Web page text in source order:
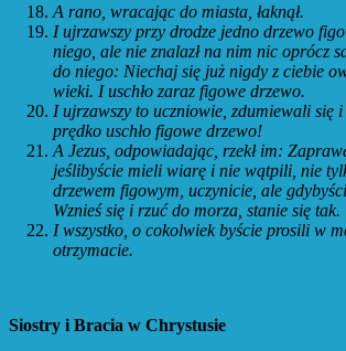
A rano, wracając do miasta, łaknął.
I ujrzawszy przy drodze jedno drzewo
niego, ale nie znalazł na nim nic oprócz
do niego: Niechaj się już nigdy z ciebie
wieki. I uschło zaraz figowe drzewo.
I ujrzawszy to uczniowie, zdumiewali się
prędko uschło figowe drzewo!
A Jezus, odpowiadając, rzekł im:
jeślibyście mieli wiarę i nie wątpili, nie
drzewem figowym, uczynicie, ale
Wznieś się i rzuć do morza, stanie się tak.
I wszystko, o cokolwiek byście prosili w
otrzymacie.
Siostry i Bracia w Chrystusie